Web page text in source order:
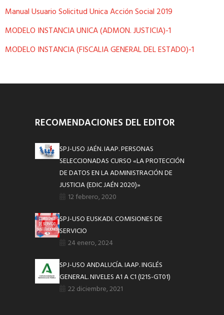
Manual Usuario Solicitud Unica Acción Social 2019
MODELO INSTANCIA UNICA (ADMON. JUSTICIA)-1
MODELO INSTANCIA (FISCALIA GENERAL DEL ESTADO)-1
RECOMENDACIONES DEL EDITOR
SPJ-USO JAÉN. IAAP. PERSONAS
SELECCIONADAS CURSO «LA PROTECCIÓN
DE DATOS EN LA ADMINISTRACIÓN DE
JUSTICIA (EDIC JAÉN 2020)»
12 febrero, 2020
SPJ-USO EUSKADI. COMISIONES DE
SERVICIO
24 enero, 2024
SPJ-USO ANDALUCÍA. IAAP. INGLÉS
GENERAL. NIVELES A1 A C1 (I21S-GT01)
22 diciembre, 2021